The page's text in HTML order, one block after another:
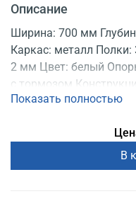
Описание
Ширина: 700 мм
Каркас: металл
2 мм Цвет: белый
с тормозом
удостоверение
Показать полностью
В